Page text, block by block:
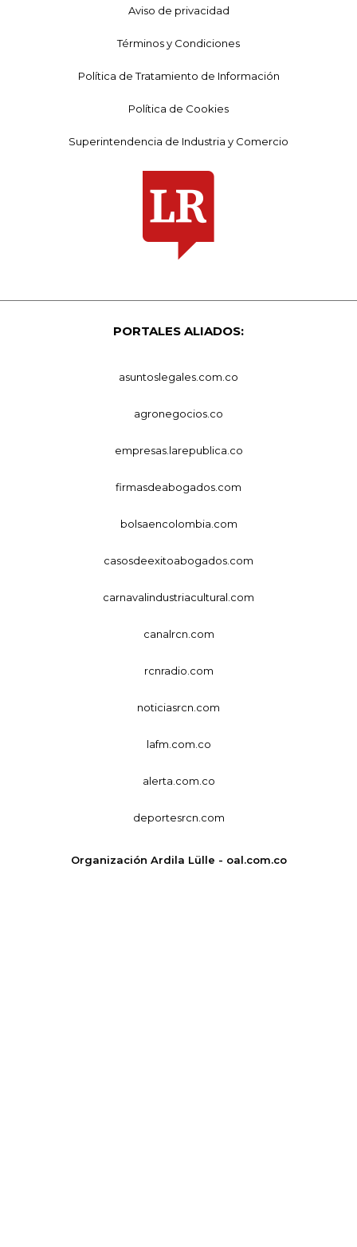
Aviso de privacidad
Términos y Condiciones
Política de Tratamiento de Información
Política de Cookies
Superintendencia de Industria y Comercio
PORTALES ALIADOS:
asuntoslegales.com.co
agronegocios.co
empresas.larepublica.co
firmasdeabogados.com
bolsaencolombia.com
casosdeexitoabogados.com
carnavalindustriacultural.com
canalrcn.com
rcnradio.com
noticiasrcn.com
lafm.com.co
alerta.com.co
deportesrcn.com
Organización Ardila Lülle - oal.com.co